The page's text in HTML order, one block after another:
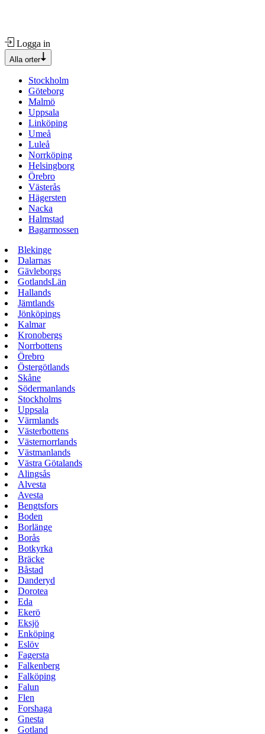
Logga in
Alla orter
Stockholm
Göteborg
Malmö
Uppsala
Linköping
Umeå
Luleå
Norrköping
Helsingborg
Örebro
Västerås
Hägersten
Nacka
Halmstad
Bagarmossen
Blekinge
Dalarnas
Gävleborgs
GotlandsLän
Hallands
Jämtlands
Jönköpings
Kalmar
Kronobergs
Norrbottens
Örebro
Östergötlands
Skåne
Södermanlands
Stockholms
Uppsala
Värmlands
Västerbottens
Västernorrlands
Västmanlands
Västra Götalands
Alingsås
Alvesta
Avesta
Bengtsfors
Boden
Borlänge
Borås
Botkyrka
Bräcke
Båstad
Danderyd
Dorotea
Eda
Ekerö
Eksjö
Enköping
Eslöv
Fagersta
Falkenberg
Falköping
Falun
Flen
Forshaga
Gnesta
Gotland